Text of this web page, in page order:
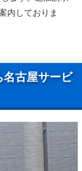
内しておりま
名古屋サービ